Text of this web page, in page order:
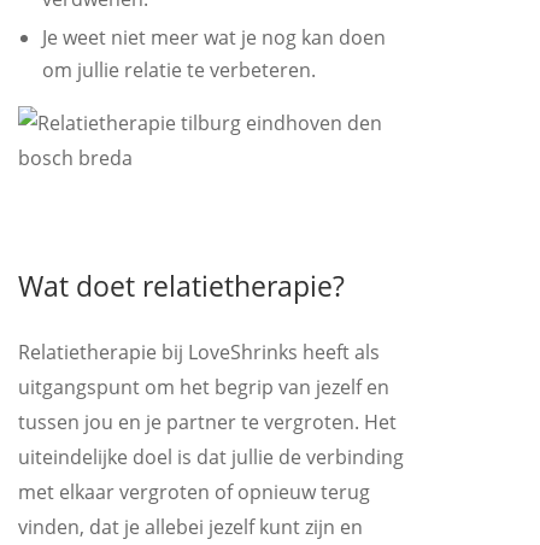
Je weet niet meer wat je nog kan doen
om jullie relatie te verbeteren.
Wat doet relatietherapie?
Relatietherapie bij LoveShrinks heeft als
uitgangspunt om het begrip van jezelf en
tussen jou en je partner te vergroten. Het
uiteindelijke doel is dat jullie de verbinding
met elkaar vergroten of opnieuw terug
vinden, dat je allebei jezelf kunt zijn en